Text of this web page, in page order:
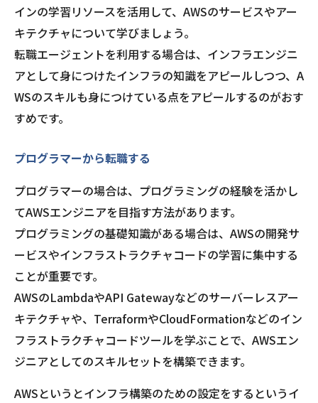
インの学習リソースを活用して、AWSのサービスやアー
キテクチャについて学びましょう。
転職エージェントを利用する場合は、インフラエンジニ
アとして身につけたインフラの知識をアピールしつつ、A
WSのスキルも身につけている点をアピールするのがおす
すめです。
プログラマーから転職する
プログラマーの場合は、プログラミングの経験を活かし
てAWSエンジニアを目指す方法があります。
プログラミングの基礎知識がある場合は、AWSの開発サ
ービスやインフラストラクチャコードの学習に集中する
ことが重要です。
AWSのLambdaやAPI Gatewayなどのサーバーレスアー
キテクチャや、TerraformやCloudFormationなどのイン
フラストラクチャコードツールを学ぶことで、AWSエン
ジニアとしてのスキルセットを構築できます。
AWSというとインフラ構築のための設定をするというイ